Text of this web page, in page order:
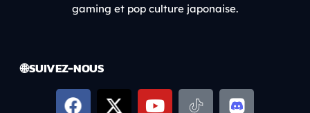
gaming et pop culture japonaise.
🌐 SUIVEZ-NOUS